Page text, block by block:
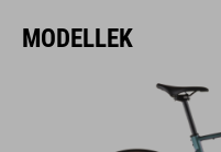
MODELLEK